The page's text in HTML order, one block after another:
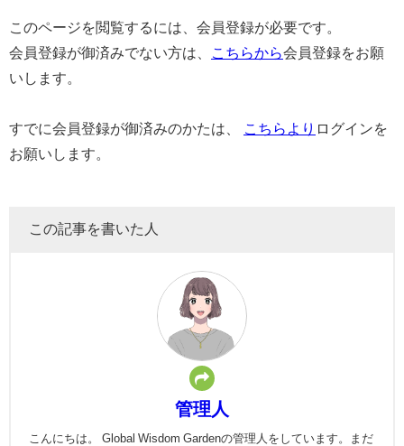
このページを閲覧するには、会員登録が必要です。
会員登録が御済みでない方は、
こちらから会員登録をお願
いします。
すでに会員登録が御済みのかたは、 こちらより ログインを
お願いします。
この記事を書いた人
管理人
こんにちは。 Global Wisdom Gardenの管理人をしています。まだ